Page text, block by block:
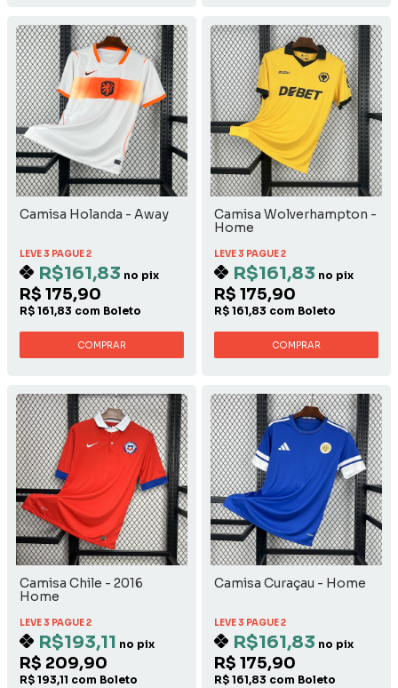
Camisa Holanda - Away
LEVE 3 PAGUE 2
R$161,83 no pix
R$ 175,90
R$ 161,83 com Boleto
COMPRAR
Camisa Wolverhampton -
Home
LEVE 3 PAGUE 2
R$161,83 no pix
R$ 175,90
R$ 161,83 com Boleto
COMPRAR
Camisa Chile - 2016
Home
LEVE 3 PAGUE 2
R$193,11 no pix
R$ 209,90
R$ 193,11 com Boleto
Camisa Curaçau - Home
LEVE 3 PAGUE 2
R$161,83 no pix
R$ 175,90
R$ 161,83 com Boleto